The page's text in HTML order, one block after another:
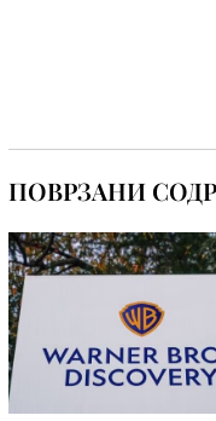
ПОВРЗАНИ